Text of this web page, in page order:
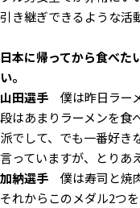
引き継ぎできるような活
――日本に帰ってから食べ
い。
山田選手 僕は昨日ラー
段はあまりラーメンを食
派でして、でも一番好き
言っていますが、とりあ
加納選手 僕は寿司と焼
それからこのメダル2つ